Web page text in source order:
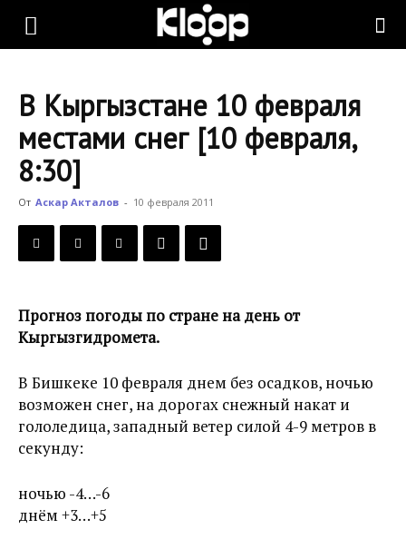
KLOOP.KG
Новости
Кыргызстана
В Кыргызстане 10 февраля
местами снег [10 февраля,
8:30]
От Аскар Акталов - 10 февраля 2011
Прогноз погоды по стране на день от
Кыргызгидромета.
В Бишкеке 10 февраля днем без осадков, ночью
возможен снег, на дорогах снежный накат и
гололедица, западный ветер силой 4-9 метров в
секунду:
ночью -4…-6
днём +3…+5